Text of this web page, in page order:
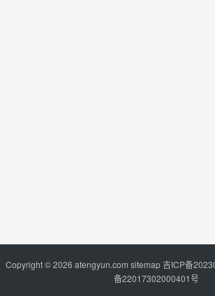
Copyright © 2026 atengyun.com sitemap吉ICP备
备22017302000401号